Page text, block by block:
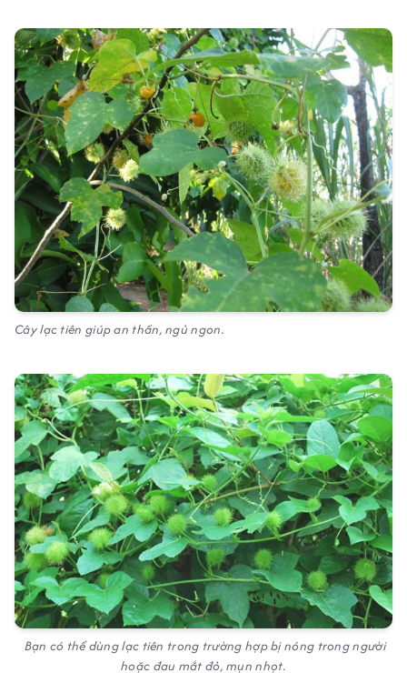
Cây lạc tiên giúp an thần, ngủ ngon.
Bạn có thể dùng lạc tiên trong trường hợp bị nóng trong người
hoặc đau mắt đỏ, mụn nhọt.